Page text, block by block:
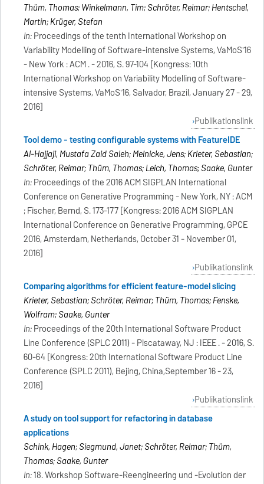
Thüm, Thomas; Winkelmann, Tim; Schröter, Reimar; Hentschel,
Martin; Krüger, Stefan
In:Proceedings of the tenth International Workshop on
Variability Modelling of Software-intensive Systems, VaMoS'16
- New York : ACM . - 2016, S. 97-104 [Kongress: 10th
International Workshop on Variability Modelling of Software-
intensive Systems, VaMoS'16, Salvador, Brazil, January 27 - 29,
2016]
Publikationslink
Tool demo - testing configurable systems with FeatureIDE
Al-Hajjaji, Mustafa Zaid Saleh; Meinicke, Jens; Krieter, Sebastian;
Schröter, Reimar; Thüm, Thomas; Leich, Thomas; Saake, Gunter
In:Proceedings of the 2016 ACM SIGPLAN International
Conference on Generative Programming - New York, NY : ACM
; Fischer, Bernd, S. 173-177 [Kongress: 2016 ACM SIGPLAN
International Conference on Generative Programming, GPCE
2016, Amsterdam, Netherlands, October 31 - November 01,
2016]
Publikationslink
Comparing algorithms for efficient feature-model slicing
Krieter, Sebastian; Schröter, Reimar; Thüm, Thomas; Fenske,
Wolfram; Saake, Gunter
In:Proceedings of the 20th International Software Product
Line Conference (SPLC 2011) - Piscataway, NJ : IEEE . - 2016, S.
60-64 [Kongress: 20th International Software Product Line
Conference (SPLC 2011), Beijing, China,September 16 - 23,
2016]
Publikationslink
A study on tool support for refactoring in database
applications
Schink, Hagen; Siegmund, Janet; Schröter, Reimar; Thüm,
Thomas; Saake, Gunter
In:18. Workshop Software-Reengineering und -Evolution der